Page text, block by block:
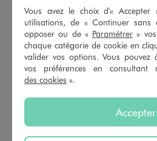
5/5 de moyenne
(2 avis)
AJOUTERAU PANIER
5/5
Vous avez le choix d'«
utilisations, de « Continuer
opposer ou de « Paramétrer »
chaque catégorie de cookie en
valider vos options. Vous
vos préférences en
des cookies ».
Accepter